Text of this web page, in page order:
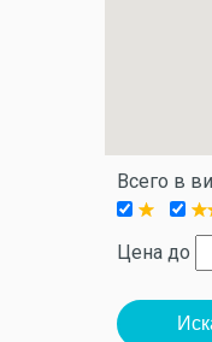
Всего в
Цена до